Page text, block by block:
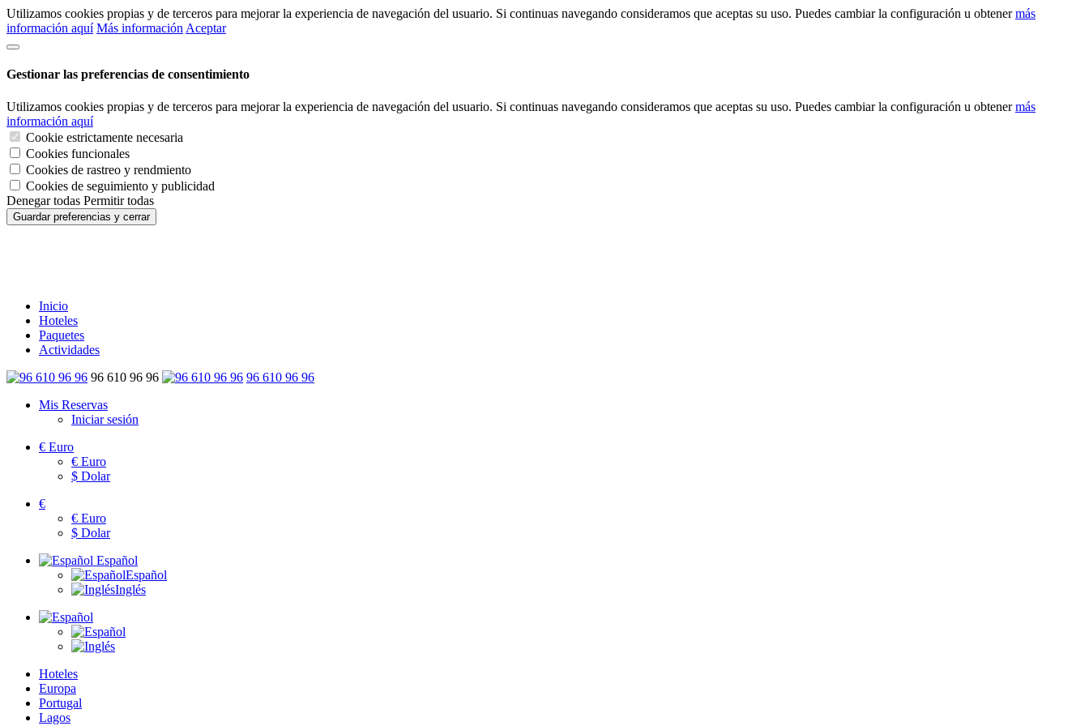
Utilizamos cookies propias y de terceros para mejorar la experiencia de navegación del usuario. Si continuas navegando consideramos que aceptas su uso. Puedes cambiar la configuración u obtenermás
información aquí Más información Aceptar
Gestionar las preferencias de consentimiento
Utilizamos cookies propias y de terceros para mejorar la experiencia de navegación del usuario. Si continuas navegando consideramos que aceptas su uso. Puedes cambiar la configuración u obtenermás
información aquí
Cookie estrictamente necesaria
Cookies funcionales
Cookies de rastreo y rendmiento
Cookies de seguimiento y publicidad
Denegar todas Permitir todas
Guardar preferencias y cerrar
Inicio
Hoteles
Paquetes
Actividades
96 610 96 96
96 610 96 96
Mis Reservas
Iniciar sesión
€ Euro
€ Euro
$ Dolar
€
€ Euro
$ Dolar
Español
Español
Inglés
Hoteles
Europa
Portugal
Lagos